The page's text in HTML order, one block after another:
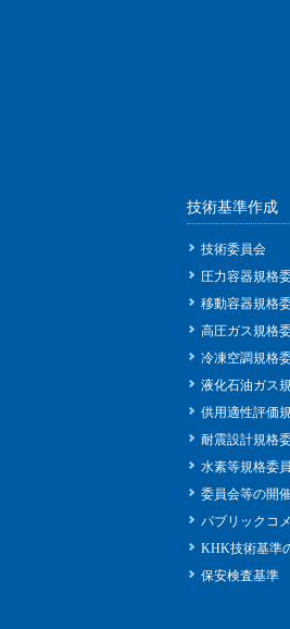
技術基準作成
技術委員会
圧力容器規格
移動容器規格
高圧ガス規格
冷凍空調規格
液化石油ガス
供用適性評価
耐震設計規格
水素等規格委
委員会等の開
パブリックコ
KHK技術基準
保安検査基準